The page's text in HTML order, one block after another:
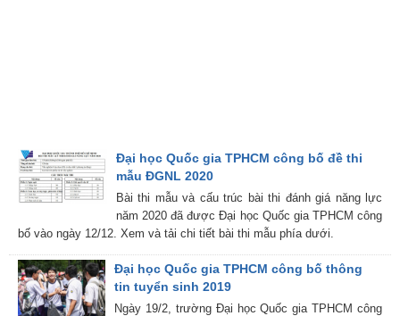
Đại học Quốc gia TPHCM công bố đề thi
mẫu ĐGNL 2020
Bài thi mẫu và cấu trúc bài thi đánh giá năng lực
năm 2020 đã được Đại học Quốc gia TPHCM công
bố vào ngày 12/12. Xem và tải chi tiết bài thi mẫu phía dưới.
Đại học Quốc gia TPHCM công bố thông
tin tuyển sinh 2019
Ngày 19/2, trường Đại học Quốc gia TPHCM công